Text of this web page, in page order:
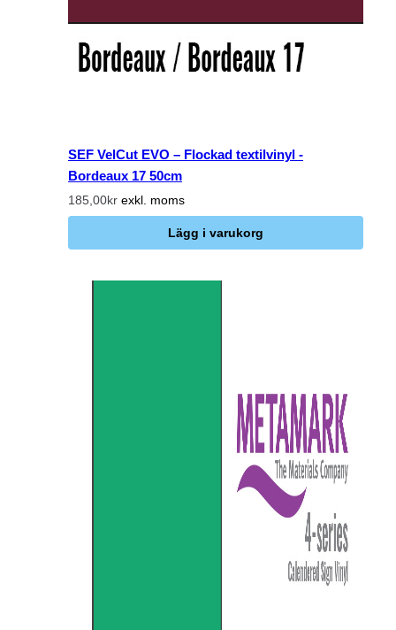
SEF VelCut EVO – Flockad textilvinyl -
Bordeaux 17 50cm
185,00kr exkl. moms
Lägg i varukorg